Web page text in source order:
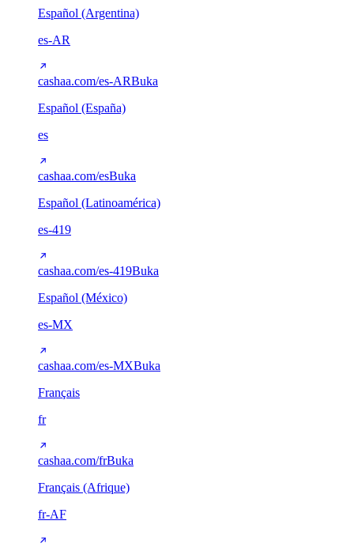
Español (Argentina)
es-AR
cashaa.com/es-ARBuka
Español (España)
es
cashaa.com/esBuka
Español (Latinoamérica)
es-419
cashaa.com/es-419Buka
Español (México)
es-MX
cashaa.com/es-MXBuka
Français
fr
cashaa.com/frBuka
Français (Afrique)
fr-AF